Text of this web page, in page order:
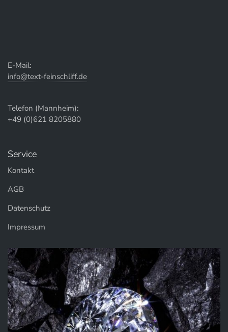
E-Mail:
info@text-feinschliff.de
Telefon (Mannheim):
+49 (0)621 8205880
Service
Kontakt
AGB
Datenschutz
Impressum